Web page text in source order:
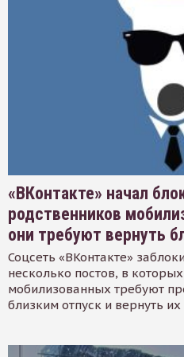
«ВКонтакте» начал
родственников
они требуют вернуть
Соцсеть «ВКонтакте»
несколько постов, в
мобилизованных требуют
близким отпуск и вернуть